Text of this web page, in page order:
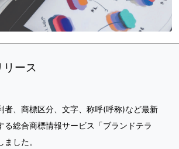
ース
者、商標区分、文字、称呼(呼称)など最新
る総合商標情報サービス「ブランドテラ
した。